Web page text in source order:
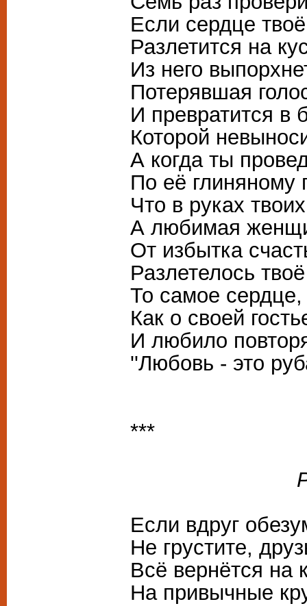
Если сердце
Разлетится на
Из него
Потерявшая
И превратится в
Которой
А когда ты
По её
Что в руках
А любимая
От избытка
Разлетелось
То самое сердце,
Как о своей
И любило
''Любовь - это
***
Если вдруг
Не грустите,
Всё вернётся на
На привычные